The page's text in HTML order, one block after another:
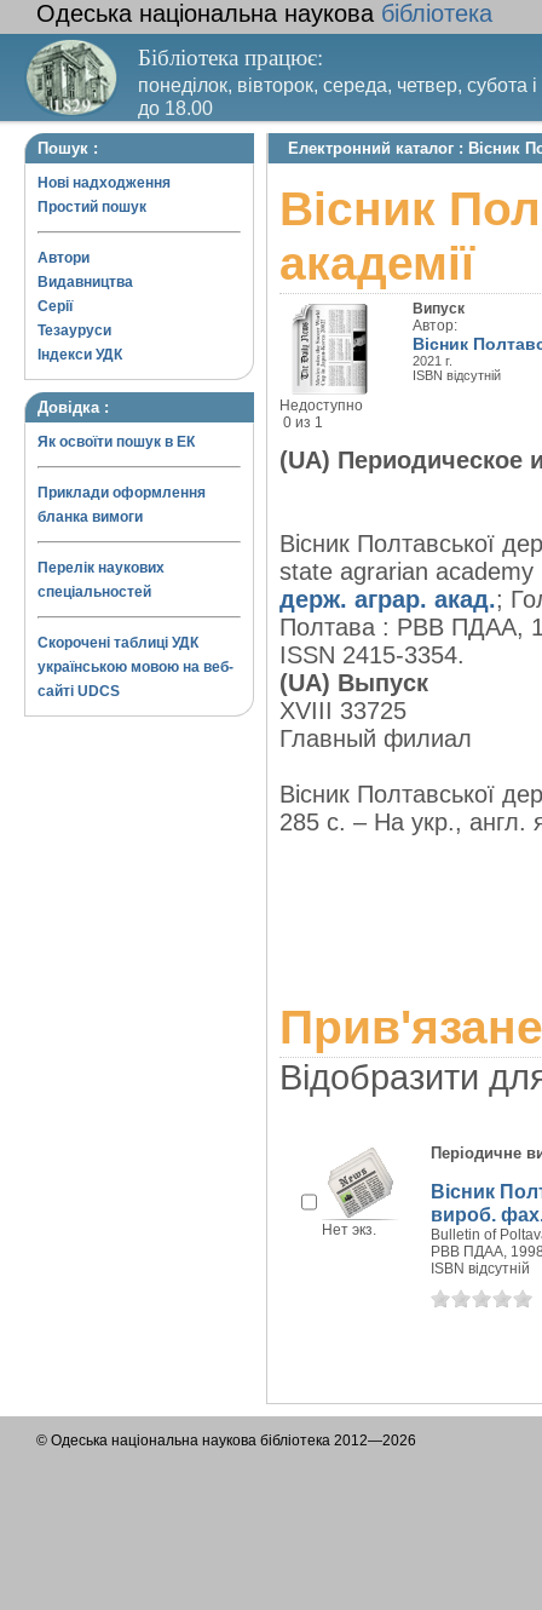
Одеська національна наукова бібліотека
Бібліотека працює:
понеділок, вівторок, середа, четвер, субота
до 18.00
Вихідний день – п’ятниця. Останній четвер
Пошук :
Нові надходження
Простий пошук
Автори
Видавництва
Серії
Тезауруси
Індекси УДК
Довідка :
Як освоїти пошук в ЕК
Приклади оформлення
бланка вимоги
Перелік наукових
спеціальностей
Скорочені таблиці УДК
українською мовою на веб-
сайті UDCS
Електронний каталог : Вісник
Вісник
академії
Недоступно
0 из 1
Випуск
Автор:
Вісник
2021 г.
ISBN відсутній
(UA) Периодическое
Вісник Полтавської
state agrarian
держ. аграр. акад.;
Полтава : РВВ ПДАА,
ISSN 2415-3354.
(UA) Выпуск
XVIII 33725
Главный филиал
Вісник Полтавської
285 с. – На укр., англ.
Відобразити
Нет экз.
Періодичне
Вісник
вироб.
Bulletin of
РВВ ПДАА,
ISBN відсутній
© Одеська національна наукова бібліотека 2012—2026